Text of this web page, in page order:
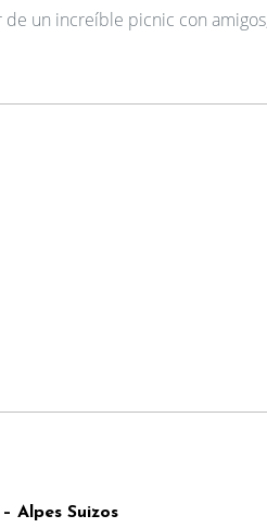
un increíble picnic con
Alpes Suizos